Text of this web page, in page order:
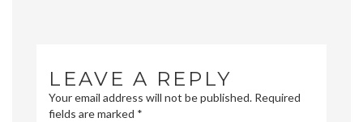
LEAVE A REPLY
Your email address will not be published. Required
fields are marked *